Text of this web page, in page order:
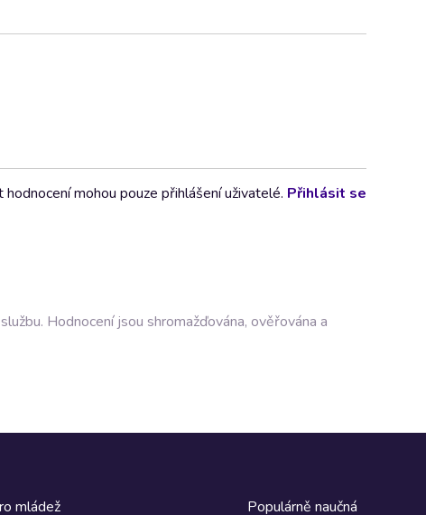
hodnocení mohou pouze přihlášení uživatelé. Přihlásit se
Hodnocení jsou shromažďována, ověřována a
mládež
Populárně naučná